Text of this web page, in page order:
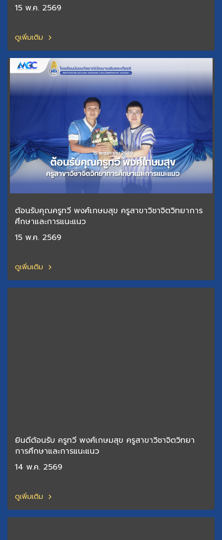
15 พ.ค. 2569
ดูเพิ่มเติม
ต้อนรับคุณครูทวี พงศ์เกษมสุข ครูสาขาวิชาจิตวิทยาการ
ศึกษาและการแนะแนว
15 พ.ค. 2569
ดูเพิ่มเติม
ยินดีต้อนรับ ครูทวี พงศ์เกษมสุข ครูสาขาวิชาจิตวิทยา
การศึกษาและการแนะแนว
14 พ.ค. 2569
ดูเพิ่มเติม